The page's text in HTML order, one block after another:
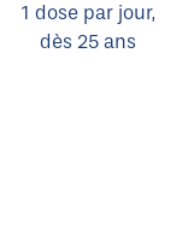
1 dose par jour,
dès 25 ans